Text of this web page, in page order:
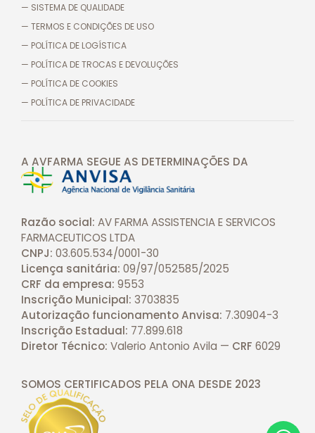
— SISTEMA DE QUALIDADE
— TERMOS E CONDIÇÕES DE USO
— POLÍTICA DE LOGÍSTICA
— POLÍTICA DE TROCAS E DEVOLUÇÕES
— POLÍTICA DE COOKIES
— POLÍTICA DE PRIVACIDADE
A AVFARMA SEGUE AS DETERMINAÇÕES DA
Razão social: AV FARMA ASSISTENCIA E SERVICOS
FARMACEUTICOS LTDA
CNPJ: 03.605.534/0001-30
Licença sanitária: 09/97/052585/2025
CRF da empresa: 9553
Inscrição Municipal: 3703835
Autorização funcionamento Anvisa: 7.30904-3
Inscrição Estadual: 77.899.618
Diretor Técnico: Valerio Antonio Avila — CRF 6029
SOMOS CERTIFICADOS PELA ONA DESDE 2023